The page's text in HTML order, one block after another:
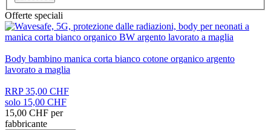
Offerte speciali
Body bambino manica corta bianco cotone organico argento
lavorato a maglia
RRP 35,00 CHF
solo 15,00 CHF
15,00 CHF per
fabbricante